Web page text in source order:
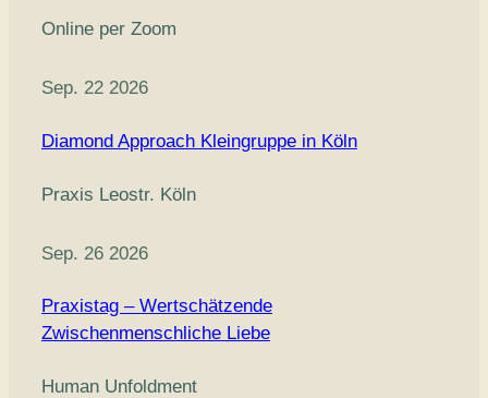
Online per Zoom
Sep. 22 2026
Diamond Approach Kleingruppe in Köln
Praxis Leostr. Köln
Sep. 26 2026
Praxistag – Wertschätzende
Zwischenmenschliche Liebe
Human Unfoldment